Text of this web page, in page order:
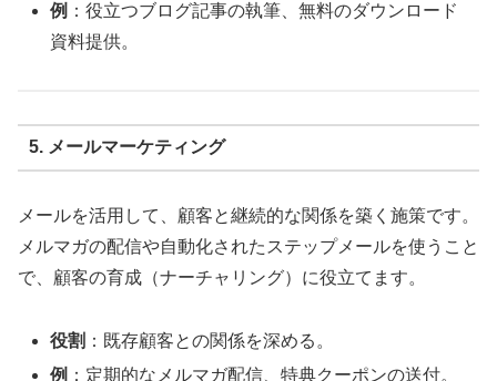
例 ：役立つブログ記事の執筆、無料のダウンロード
資料提供。
5. メールマーケティング
メールを活用して、顧客と継続的な関係を築く施策です。
メルマガの配信や自動化されたステップメールを使うこと
で、顧客の育成（ナーチャリング）に役立てます。
役割 ：既存顧客との関係を深める。
例 ：定期的なメルマガ配信、特典クーポンの送付。